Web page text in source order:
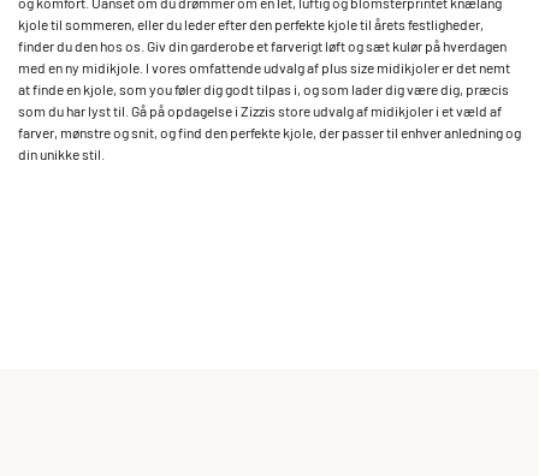
kjole til sommeren, eller du leder efter den perfekte kjole til årets festligheder,
finder du den hos os. Giv din garderobe et farverigt løft og sæt kulør på hverdagen
med en ny midikjole. I vores omfattende udvalg af plus size midikjoler er det nemt
at finde en kjole, som you føler dig godt tilpas i, og som lader dig være dig, præcis
som du har lyst til. Gå på opdagelse i Zizzis store udvalg af midikjoler i et væld af
farver, mønstre og snit, og find den perfekte kjole, der passer til enhver anledning og
din unikke stil.